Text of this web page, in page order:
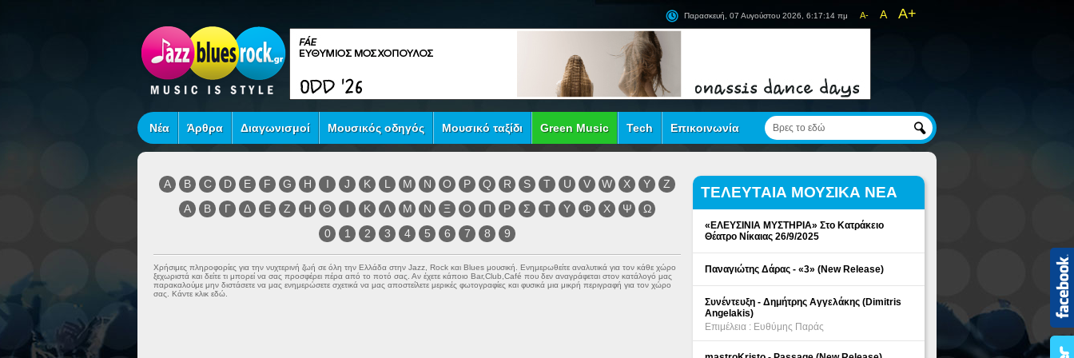
A- A A+
Παρασκευή, 07 Αυγούστου 2026, 6:17:14 πμ
Νέα Άρθρα Διαγωνισμοί Μουσικός οδηγός Μουσικό ταξίδι Green Music Tech Επικοινωνία
A B C D E F G H I J K L M N O P Q R S T U V W X Y
Z
Α
Β Γ Δ Ε Ζ Η Θ Ι Κ Λ Μ Ν Ξ Ο Π Ρ Σ Τ Υ Φ Χ Ψ
Ω
0
1 2 3 4 5 6 7 8 9
Χρήσιμες πληροφορίες για την νυχτερινή ζωή σε όλη την Ελλάδα στην Jazz Rock και Blues μουσική. Ενημερωθείτε αναλυτικά για τον κάθε χώρο
ξεχωριστά και δείτε τι μπορεί να σας προσφέρει πέρα από το ποτό σας. Αν έχετε κάποιο Bar,Club,Café που δεν αναγράφεται στον κατάλογό μας
παρακαλούμε μην διστάσετε να μας ενημερώσετε σχετικά να μας αποστείλετε μερικές φωτογραφίες και φυσικά μια μικρή περιγραφή για τον χώρο
σας. Κάντε κλικ εδώ.
ΤΕΛΕΥΤΑΙΑ ΜΟΥΣΙΚΑ ΝΕΑ
«ΕΛΕΥΣΙΝΙΑ ΜΥΣΤΗΡΙΑ» Στο Κατράκειο
Θέατρο Νίκαιας 26/9/2025
Παναγιώτης Δάρας - «3» (New Release)
Συνέντευξη - Δημήτρης Αγγελάκης (Dimitris
Angelakis)
Επιμέλεια : Ευθύμης Παράς